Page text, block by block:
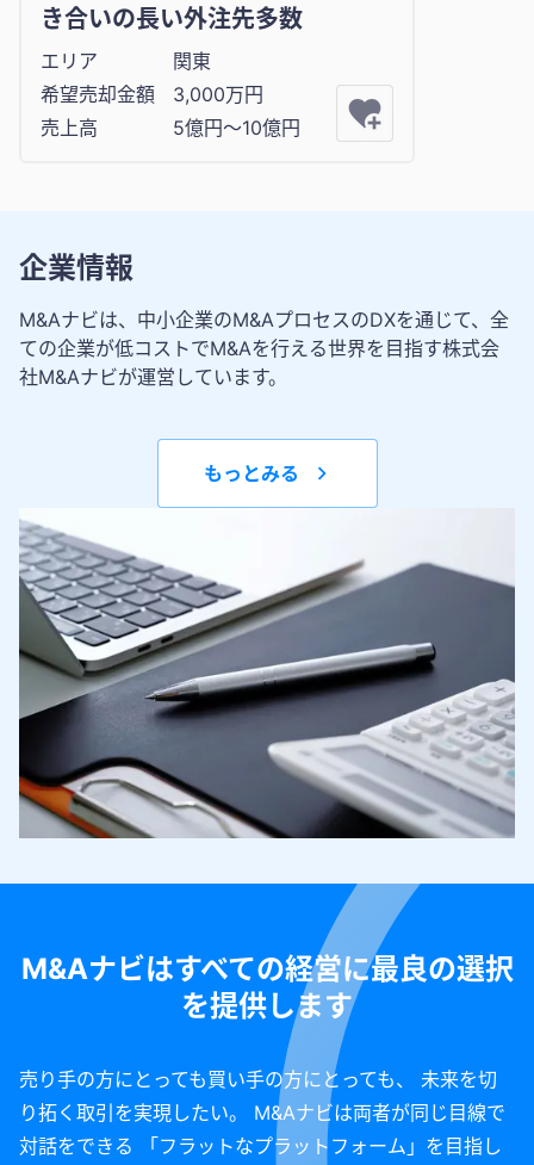
き合いの長い外注先多数
エリア
関東
希望売却金額
3,000万円
売上高
5億円〜10億円
企業情報
M&Aナビは、中小企業のM&AプロセスのDXを通じて、全
ての企業が低コストでM&Aを行える世界を目指す株式会
社M&Aナビが運営しています。
もっとみる
M&Aナビはすべての経営に最良の選択
を提供します
売り手の方にとっても買い手の方にとっても、 未来を切
り拓く取引を実現したい。 M&Aナビは両者が同じ目線で
対話をできる 「フラットなプラットフォーム」を目指し